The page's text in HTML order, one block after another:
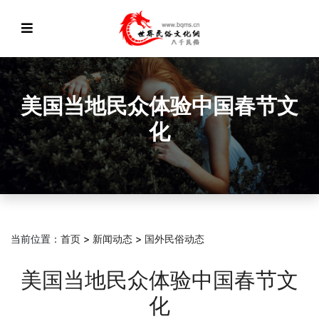
美国当地民众体验中国春节文
化
当前位置： 首页 > 新闻动态 > 国外民俗动态
美国当地民众体验中国春节文
化